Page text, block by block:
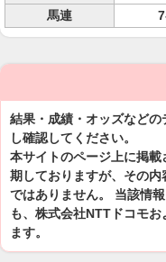
馬連
結果・成績・オッズなど
し確認してください。
本サイトのページ上に掲
期しておりますが、その
ではありません。 当該情
も、株式会社NTTドコモ
ます。